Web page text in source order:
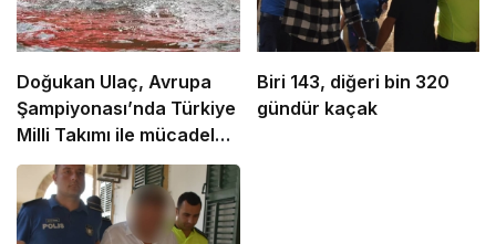
Doğukan Ulaç, Avrupa
Şampiyonası’nda Türkiye
Milli Takımı ile mücadele
etti
Biri 143, diğeri bin 320
gündür kaçak